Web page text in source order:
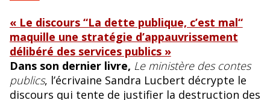
« Le discours “La dette publique, c’est mal“
maquille une stratégie d’appauvrissement
délibéré des services publics »
Dans son dernier livre, Le ministère des contes
publics, l’écrivaine Sandra Lucbert décrypte le
discours qui tente de justifier la destruction des